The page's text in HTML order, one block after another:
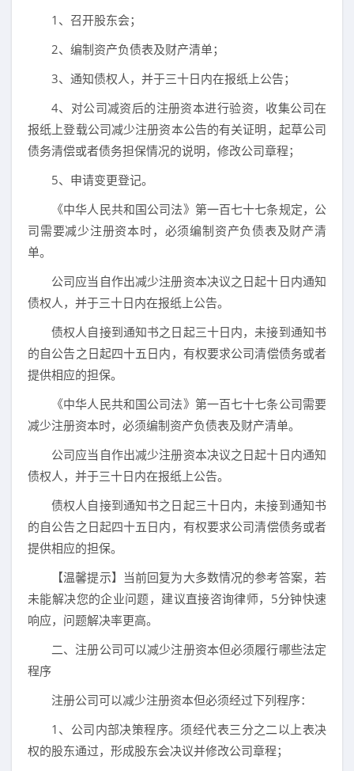
1、召开股东会；
2、编制资产负债表及财产清单；
3、通知债权人，并于三十日内在报纸上公告；
4、对公司减资后的注册资本进行验资，收集公司在
报纸上登载公司减少注册资本公告的有关证明，起草公司
债务清偿或者债务担保情况的说明，修改公司章程；
5、申请变更登记。
《中华人民共和国公司法》第一百七十七条规定，公
司需要减少注册资本时，必须编制资产负债表及财产清
单。
公司应当自作出减少注册资本决议之日起十日内通知
债权人，并于三十日内在报纸上公告。
债权人自接到通知书之日起三十日内，未接到通知书
的自公告之日起四十五日内，有权要求公司清偿债务或者
提供相应的担保。
《中华人民共和国公司法》第一百七十七条公司需要
减少注册资本时，必须编制资产负债表及财产清单。
公司应当自作出减少注册资本决议之日起十日内通知
债权人，并于三十日内在报纸上公告。
债权人自接到通知书之日起三十日内，未接到通知书
的自公告之日起四十五日内，有权要求公司清偿债务或者
提供相应的担保。
【温馨提示】当前回复为大多数情况的参考答案，若
未能解决您的企业问题，建议直接咨询律师，5分钟快速
响应，问题解决率更高。
二、注册公司可以减少注册资本但必须履行哪些法定
程序
注册公司可以减少注册资本但必须经过下列程序：
1、公司内部决策程序。须经代表三分之二以上表决
权的股东通过，形成股东会决议并修改公司章程；